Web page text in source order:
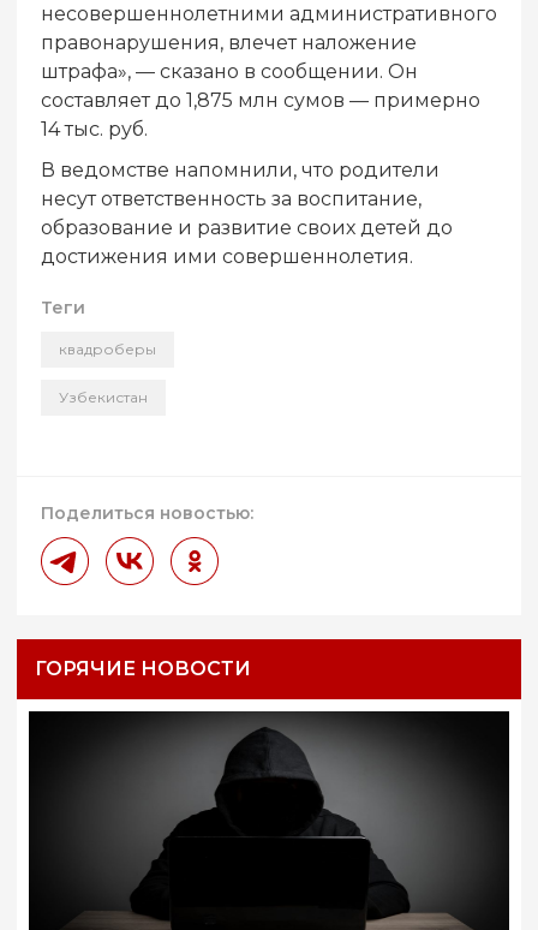
несовершеннолетними административного
правонарушения, влечет наложение
штрафа», — сказано в сообщении. Он
составляет до 1,875 млн сумов — примерно
14 тыс. руб.
В ведомстве напомнили, что родители
несут ответственность за воспитание,
образование и развитие своих детей до
достижения ими совершеннолетия.
Теги
квадроберы
Узбекистан
Поделиться новостью:
ГОРЯЧИЕ НОВОСТИ